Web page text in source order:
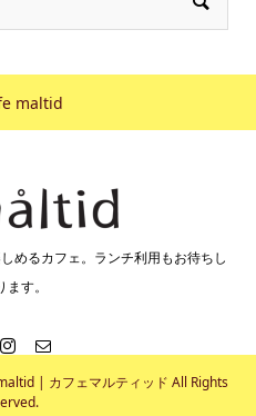
maltid
めるカフェ。ランチ利用もお待ちし
す。
| カフェマルティッド All Rights